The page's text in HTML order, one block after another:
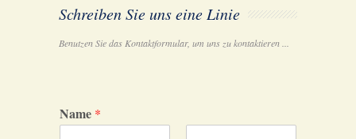
Schreiben Sie uns eine Linie
Benutzen Sie das Kontaktformular, um uns zu kontaktieren ...
Name *